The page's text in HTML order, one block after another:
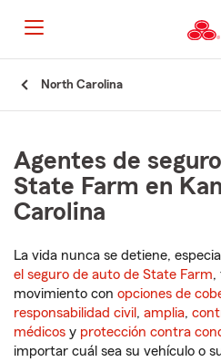
al
North Carolina
Agentes de
State Farm en
Carolina
La vida nunca se detiene,
el seguro de auto de State Farm,
movimiento con opciones de
responsabilidad civil , amplia,
médicos y protección contra
importar cuál sea su vehículo o